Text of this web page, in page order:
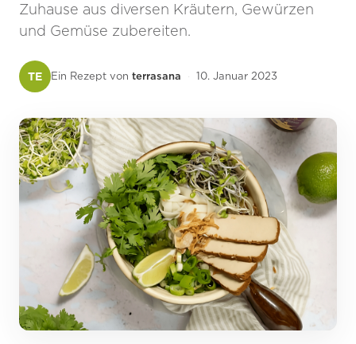
KOSMETIK
Zuhause aus diversen Kräutern, Gewürzen
und Gemüse zubereiten.
TE Ein Rezept von terrasana · 10. Januar 2023